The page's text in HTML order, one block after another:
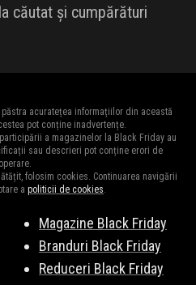
căutat și cumpărături
acuratețea informațiilor din această
pot conține inadvertențe.
a magazinelor la Black Friday au
sau descrieri pot conține erori de
operare.
folosim cookies. Continuarea navigării
a politicii de cookies.
Magazine Black Friday
Branduri Black Friday
Reduceri Black Friday